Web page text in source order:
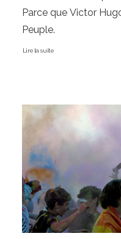
Parce que Victor
Lire la suite